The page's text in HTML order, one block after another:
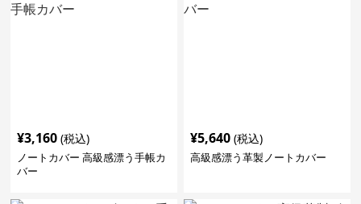
¥3,160 (税込)
ノートカバー 高級感漂う手帳カ
バー
¥5,640 (税込)
高級感漂う革製ノートカバー